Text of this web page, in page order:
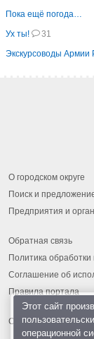
Пока ещё погода…
Ух ты!
31
Экскурсоводы Армии
О городском округе
Поиск и
Предприятия и
Обратная связь
Политика
Соглашение об
Правила портала
Этот сайт
операционной